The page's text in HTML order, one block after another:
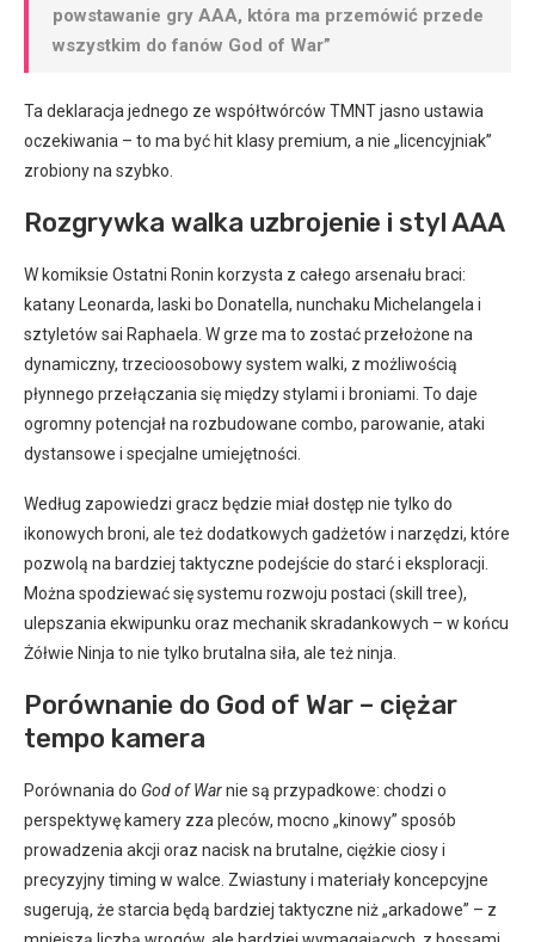
powstawanie gry AAA, która ma przemówić przede
wszystkim do fanów God of War”
Ta deklaracja jednego ze współtwórców TMNT jasno ustawia
oczekiwania – to ma być hit klasy premium, a nie „licencyjniak”
zrobiony na szybko.
Rozgrywka walka uzbrojenie i styl AAA
W komiksie Ostatni Ronin korzysta z całego arsenału braci:
katany Leonarda, laski bo Donatella, nunchaku Michelangela i
sztyletów sai Raphaela. W grze ma to zostać przełożone na
dynamiczny, trzecioosobowy system walki, z możliwością
płynnego przełączania się między stylami i broniami. To daje
ogromny potencjał na rozbudowane combo, parowanie, ataki
dystansowe i specjalne umiejętności.
Według zapowiedzi gracz będzie miał dostęp nie tylko do
ikonowych broni, ale też dodatkowych gadżetów i narzędzi, które
pozwolą na bardziej taktyczne podejście do starć i eksploracji.
Można spodziewać się systemu rozwoju postaci (skill tree),
ulepszania ekwipunku oraz mechanik skradankowych – w końcu
Żółwie Ninja to nie tylko brutalna siła, ale też ninja.
Porównanie do God of War – ciężar
tempo kamera
Porównania do God of Warnie są przypadkowe: chodzi o
perspektywę kamery zza pleców, mocno „kinowy” sposób
prowadzenia akcji oraz nacisk na brutalne, ciężkie ciosy i
precyzyjny timing w walce. Zwiastuny i materiały koncepcyjne
sugerują, że starcia będą bardziej taktyczne niż „arkadowe” – z